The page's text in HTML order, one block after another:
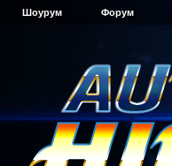
Шоурум Форум